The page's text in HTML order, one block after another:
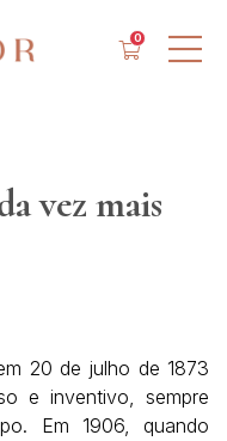
0
vez mais
20 de julho de 1873
e inventivo, sempre
Em 1906, quando